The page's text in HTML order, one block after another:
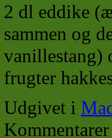
2 dl eddike
sammen og
vanillestang)
frugter
Udgivet i